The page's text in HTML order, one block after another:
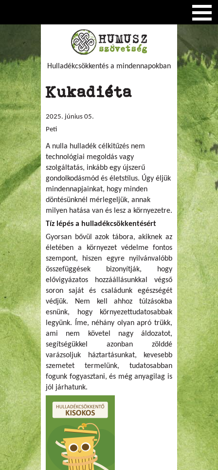
Hulladékcsökkentés a mindennapokban
Kukadiéta
2025. június 05.
Peti
A nulla hulladék célkitűzés nem
technológiai megoldás vagy
szolgáltatás, inkább egy újszerű
gondolkodásmód és életstílus. Úgy éljük
mindennapjainkat, hogy minden
döntésünknél mérlegeljük, annak
milyen hatása van és lesz a környezetre.
Tíz lépés a hulladékcsökkentésért
Gyorsan bővül azok tábora, akiknek az
életében a környezet védelme fontos
szempont, hiszen egyre nyilvánvalóbb
összefüggések bizonyítják, hogy
elővigyázatos hozzáállásunkkal végső
soron saját és családunk egészségét
védjük. Nem kell ahhoz túlzásokba
esnünk, hogy környezettudatosabbak
legyünk. Íme, néhány olyan apró trükk,
ami nem követel nagy áldozatot,
segítségükkel azonban zölddé
varázsoljuk háztartásunkat, kevesebb
szemetet termelünk, tudatosabban
fogunk fogyasztani, és még anyagilag is
jól járhatunk.